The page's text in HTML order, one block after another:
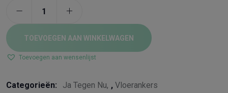
TOEVOEGEN AAN WINKELWAGEN
Toevoegen aan wensenlijst
Categorieën: Ja Tegen Nu , Vloerankers